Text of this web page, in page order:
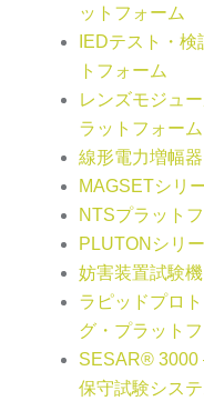
ットフォーム
IEDテスト・検
トフォーム
レンズモジュ
ラットフォーム
線形電力増幅器
MAGSETシリ
NTSプラット
PLUTONシリ
妨害装置試験機
ラピッドプロ
グ・プラット
SESAR® 3000
保守試験シス